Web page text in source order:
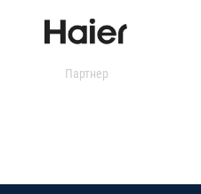
Партнер